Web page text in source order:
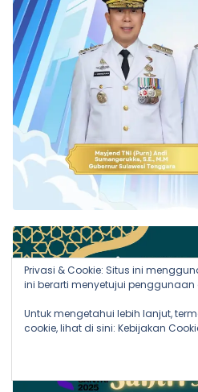
Privasi & Cookie: Situs ini
ini berarti menyetujui penggunaan
Untuk mengetahui lebih lanjut,
cookie, lihat di sini: Kebijakan